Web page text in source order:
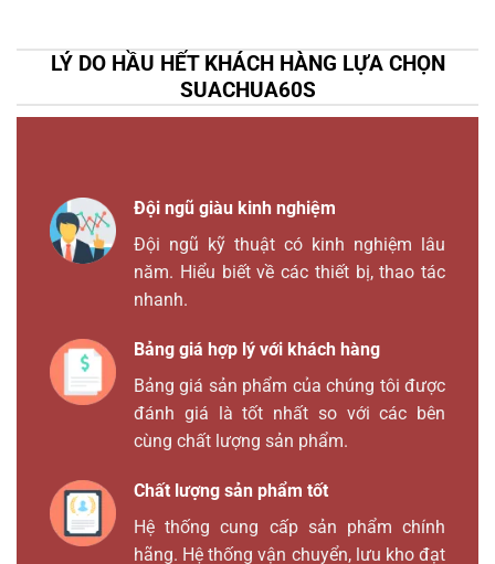
LÝ DO HẦU HẾT KHÁCH HÀNG LỰA CHỌN
SUACHUA60S
Đội ngũ giàu kinh nghiệm
Đội ngũ kỹ thuật có kinh nghiệm lâu
năm. Hiểu biết về các thiết bị, thao tác
nhanh.
Bảng giá hợp lý với khách hàng
Bảng giá sản phẩm của chúng tôi được
đánh giá là tốt nhất so với các bên
cùng chất lượng sản phẩm.
Chất lượng sản phẩm tốt
Hệ thống cung cấp sản phẩm chính
hãng. Hệ thống vận chuyển, lưu kho đạt